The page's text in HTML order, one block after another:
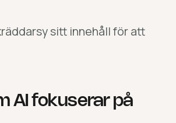
sitt innehåll för att
AI fokuserar på